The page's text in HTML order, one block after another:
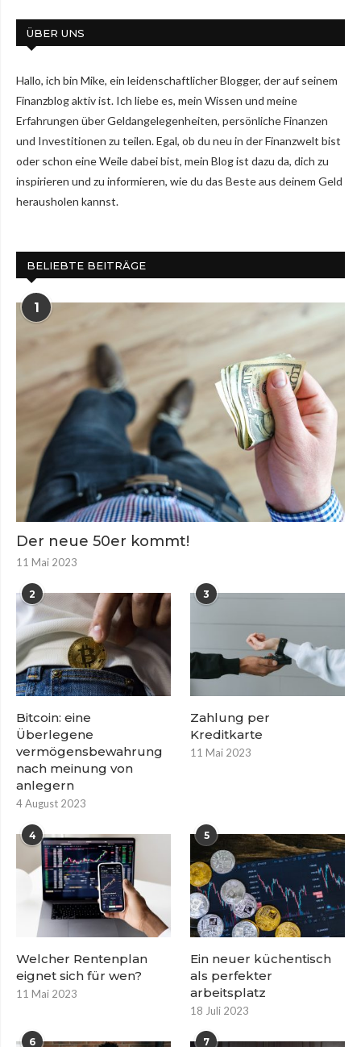
ÜBER UNS
Hallo, ich bin Mike, ein leidenschaftlicher Blogger, der auf seinem
Finanzblog aktiv ist. Ich liebe es, mein Wissen und meine
Erfahrungen über Geldangelegenheiten, persönliche Finanzen
und Investitionen zu teilen. Egal, ob du neu in der Finanzwelt bist
oder schon eine Weile dabei bist, mein Blog ist dazu da, dich zu
inspirieren und zu informieren, wie du das Beste aus deinem Geld
herausholen kannst.
BELIEBTE BEITRÄGE
1
Der neue 50er kommt!
11 Mai 2023
2
Bitcoin: eine
Überlegene
vermögensbewahrung
nach meinung von
anlegern
4 August 2023
3
Zahlung per
Kreditkarte
11 Mai 2023
4
Welcher Rentenplan
eignet sich für wen?
11 Mai 2023
5
Ein neuer küchentisch
als perfekter
arbeitsplatz
18 Juli 2023
6 7